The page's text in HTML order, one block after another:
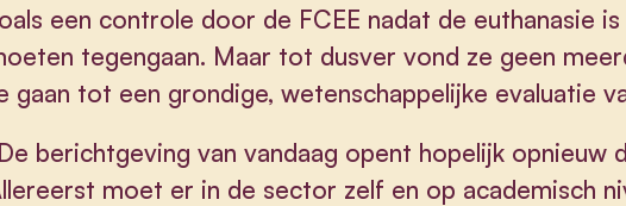
een controle door de FCEE nadat de euthanasie
tegengaan. Maar tot dusver vond ze geen
gaan tot een grondige, wetenschappelijke evaluatie
berichtgeving van vandaag opent hopelijk opnieuw
moet er in de sector zelf en op academisch